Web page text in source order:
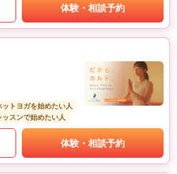
体験・相談予約
ットヨガを始めたい人
ッスンで始めたい人
体験・相談予約